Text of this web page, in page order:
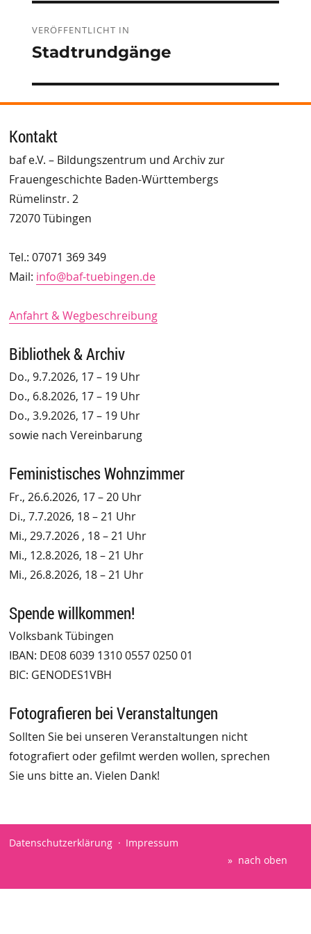
VERÖFFENTLICHT IN
Stadtrundgänge
Kontakt
baf e.V. – Bildungszentrum und Archiv zur
Frauengeschichte Baden-Württembergs
Rümelinstr. 2
72070 Tübingen
Tel.: 07071 369 349
Mail: info@baf-tuebingen.de
Anfahrt & Wegbeschreibung
Bibliothek & Archiv
Do., 9.7.2026, 17 – 19 Uhr
Do., 6.8.2026, 17 – 19 Uhr
Do., 3.9.2026, 17 – 19 Uhr
sowie nach Vereinbarung
Feministisches Wohnzimmer
Fr., 26.6.2026, 17 – 20 Uhr
Di., 7.7.2026, 18 – 21 Uhr
Mi., 29.7.2026 , 18 – 21 Uhr
Mi., 12.8.2026, 18 – 21 Uhr
Mi., 26.8.2026, 18 – 21 Uhr
Spende willkommen!
Volksbank Tübingen
IBAN: DE08 6039 1310 0557 0250 01
BIC: GENODES1VBH
Fotografieren bei Veranstaltungen
Sollten Sie bei unseren Veranstaltungen nicht
fotografiert oder gefilmt werden wollen, sprechen
Sie uns bitte an. Vielen Dank!
Datenschutzerklärung
Impressum
nach oben